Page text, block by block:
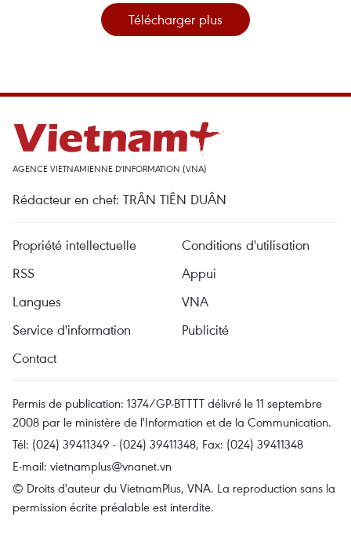
Télécharger plus
AGENCE VIETNAMIENNE D'INFORMATION (VNA)
Rédacteur en chef: TRÂN TIÊN DUÂN
Propriété intellectuelle
Conditions d'utilisation
RSS
Appui
Langues
VNA
Service d'information
Publicité
Contact
Permis de publication: 1374/GP-BTTTT délivré le 11 septembre
2008 par le ministère de l'Information et de la Communication.
Tél: (024) 39411349 - (024) 39411348, Fax: (024) 39411348
E-mail: vietnamplus@vnanet.vn
© Droits d'auteur du VietnamPlus, VNA. La reproduction sans la
permission écrite préalable est interdite.